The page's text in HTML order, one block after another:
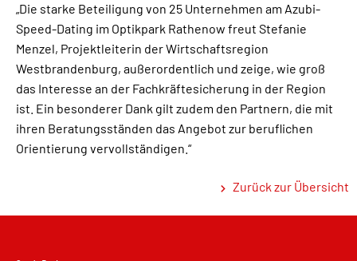
„Die starke Beteiligung von 25 Unternehmen am Azubi-
Speed-Dating im Optikpark Rathenow freut Stefanie
Menzel, Projektleiterin der Wirtschaftsregion
Westbrandenburg, außerordentlich und zeige, wie groß
das Interesse an der Fachkräftesicherung in der Region
ist. Ein besonderer Dank gilt zudem den Partnern, die mit
ihren Beratungsständen das Angebot zur beruflichen
Orientierung vervollständigen.“
Zurück zur Übersicht